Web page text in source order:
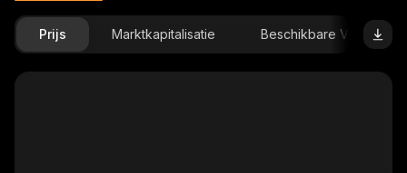
Prijs Marktkapitalisatie Beschikbare Voorraad